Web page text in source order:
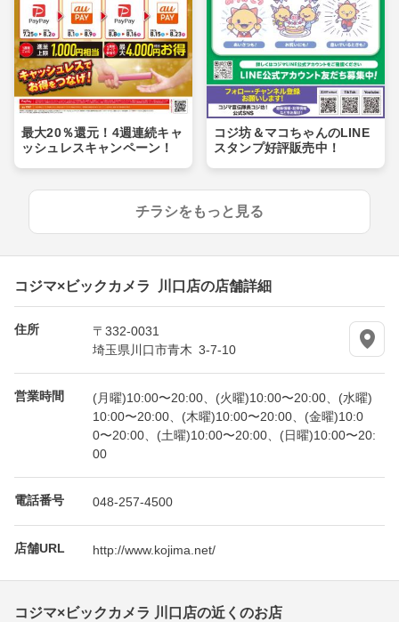
最大20％還元！4週連続キャ
ッシュレスキャンペーン！
コジ坊＆マコちゃんのLINE
スタンプ好評販売中！
チラシをもっと見る
コジマ×ビックカメラ 川口店の店舗詳細
住所
〒332-0031
埼玉県川口市青木 3-7-10
営業時間
(月曜)10:00〜20:00、(火曜)10:00〜20:00、(水曜)
10:00〜20:00、(木曜)10:00〜20:00、(金曜)10:0
0〜20:00、(土曜)10:00〜20:00、(日曜)10:00〜20:
00
電話番号 048-257-4500
店舗URL http://www.kojima.net/
コジマ×ビックカメラ 川口店の近くのお店